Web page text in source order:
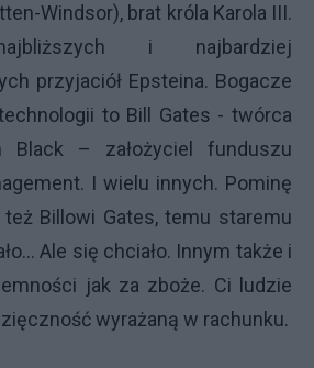
Windsor), brat króla Karola III.
i najbardziej
przyjaciół Epsteina. Bogacze
to Bill Gates - twórca
Black – założyciel funduszu
I wielu innych. Pominę
Billowi Gates, temu staremu
Ale się chciało. Innym także i
jak za zboże. Ci ludzie
wyrażaną w rachunku.